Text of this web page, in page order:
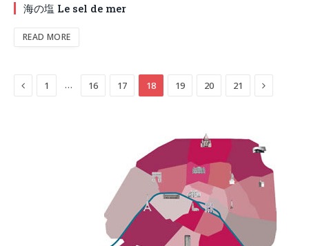
海の塩 Le sel de mer
READ MORE
Previous
1 … 16 17 18 19 20 21 Next